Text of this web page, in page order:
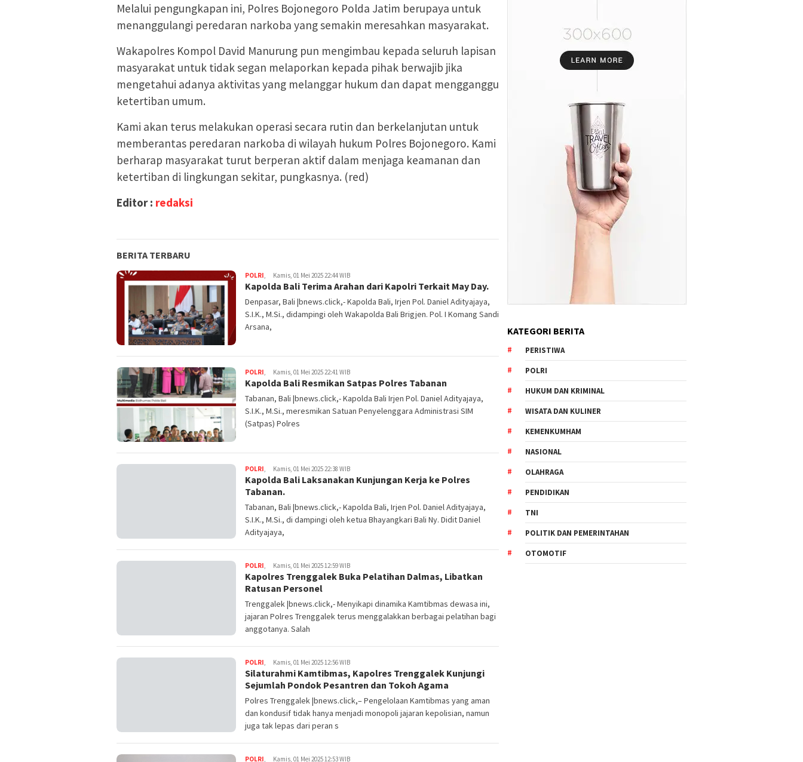
Melalui pengungkapan ini, Polres Bojonegoro Polda Jatim berupaya untuk
menanggulangi peredaran narkoba yang semakin meresahkan masyarakat.
Wakapolres Kompol David Manurung pun mengimbau kepada seluruh lapisan
masyarakat untuk tidak segan melaporkan kepada pihak berwajib jika
mengetahui adanya aktivitas yang melanggar hukum dan dapat mengganggu
ketertiban umum.
Kami akan terus melakukan operasi secara rutin dan berkelanjutan untuk
memberantas peredaran narkoba di wilayah hukum Polres Bojonegoro. Kami
berharap masyarakat turut berperan aktif dalam menjaga keamanan dan
ketertiban di lingkungan sekitar, pungkasnya. (red)
Editor : redaksi
BERITA TERBARU
POLRI Kamis, 01 Mei 2025 22:44 WIB
Kapolda Bali Terima Arahan dari Kapolri Terkait May Day.
Denpasar, Bali |bnews.click,- Kapolda Bali, Irjen Pol. Daniel Adityajaya,
S.I.K., M.Si., didampingi oleh Wakapolda Bali Brigjen. Pol. I Komang Sandi
Arsana,
POLRI Kamis, 01 Mei 2025 22:41 WIB
Kapolda Bali Resmikan Satpas Polres Tabanan
Tabanan, Bali |bnews.click,- Kapolda Bali Irjen Pol. Daniel Adityajaya,
S.I.K., M.Si., meresmikan Satuan Penyelenggara Administrasi SIM
(Satpas) Polres
POLRI Kamis, 01 Mei 2025 22:38 WIB
Kapolda Bali Laksanakan Kunjungan Kerja ke Polres
Tabanan.
Tabanan, Bali |bnews.click,- Kapolda Bali, Irjen Pol. Daniel Adityajaya,
S.I.K., M.Si., di dampingi oleh ketua Bhayangkari Bali Ny. Didit Daniel
Adityajaya,
POLRI Kamis, 01 Mei 2025 12:59 WIB
Kapolres Trenggalek Buka Pelatihan Dalmas, Libatkan
Ratusan Personel
Trenggalek |bnews.click,- Menyikapi dinamika Kamtibmas dewasa ini,
jajaran Polres Trenggalek terus menggalakkan berbagai pelatihan bagi
anggotanya. Salah
POLRI Kamis, 01 Mei 2025 12:56 WIB
Silaturahmi Kamtibmas, Kapolres Trenggalek Kunjungi
Sejumlah Pondok Pesantren dan Tokoh Agama
Polres Trenggalek |bnews.click,– Pengelolaan Kamtibmas yang aman
dan kondusif tidak hanya menjadi monopoli jajaran kepolisian, namun
juga tak lepas dari peran s
POLRI Kamis, 01 Mei 2025 12:53 WIB
KATEGORI BERITA
PERISTIWA
POLRI
HUKUM DAN KRIMINAL
WISATA DAN KULINER
KEMENKUMHAM
NASIONAL
OLAHRAGA
PENDIDIKAN
TNI
POLITIK DAN PEMERINTAHAN
OTOMOTIF